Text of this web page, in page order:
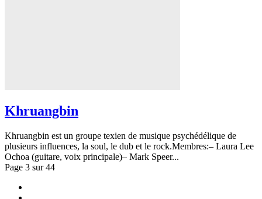
Khruangbin
Khruangbin est un groupe texien de musique psychédélique de
plusieurs influences, la soul, le dub et le rock.Membres:– Laura Lee
Ochoa (guitare, voix principale)– Mark Speer...
Page 3 sur 44